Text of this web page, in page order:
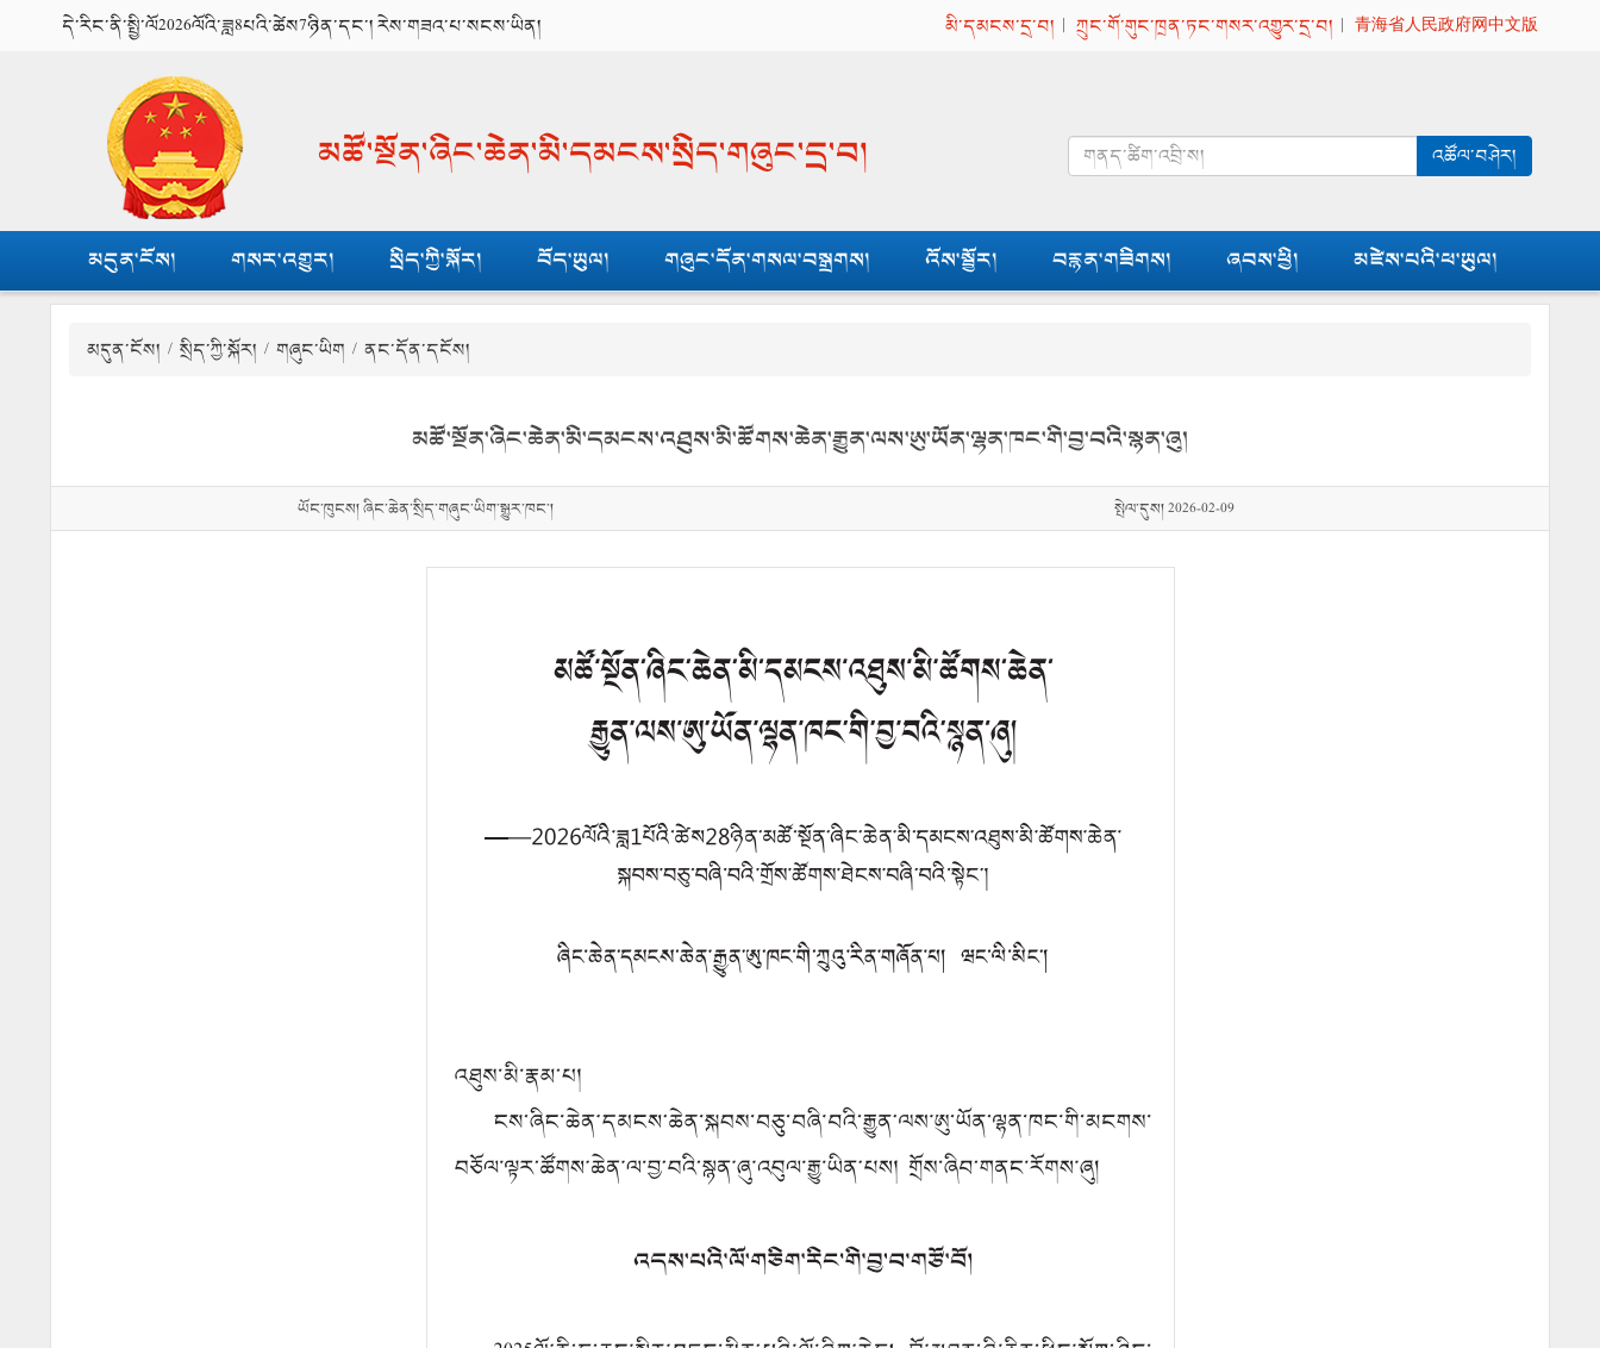
དེ་རིང་ནི་སྤྱི་ལོ2026ལོའི་ཟླ8པའི་ཚེས7ཉིན་དང་། རེས་གཟའ་པ་སངས་ཡིན། མི་དམངས་དྲ་བ། | ཀྲུང་གོ་གུང་ཁྲན་ཏང་གསར་འགྱུར་དྲ་བ། | 青海省人民政府网中文版
མཚོ་སྔོན་ཞིང་ཆེན་མི་དམངས་སྲིད་གཞུང་དྲ་བ། འཚོལ་བཤེར།
མདུན་ངོས། གསར་འགྱུར། སྲིད་ཀྱི་སྐོར། བོད་ཡུལ། གཞུང་དོན་གསལ་བསྒྲགས། འོས་སྦྱོར། བརྙན་གཟིགས། ཞབས་ཕྱི། མཛེས་པའི་ཕ་ཡུལ།
མདུན་ངོས། / སྲིད་ཀྱི་སྐོར། / གཞུང་ཡིག / ནང་དོན་དངོས།
མཚོ་སྔོན་ཞིང་ཆེན་མི་དམངས་འཐུས་མི་ཚོགས་ཆེན་རྒྱུན་ལས་ཨུ་ཡོན་ལྷན་ཁང་གི་བྱ་བའི་སྙན་ཞུ།
ཡོང་ཁུངས། ཞིང་ཆེན་སྲིད་གཞུང་ཡིག་སྒྱུར་ཁང་། སྤེལ་དུས། 2026-02-09